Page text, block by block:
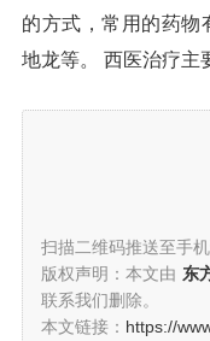
的方式，常用的药物
地龙等。 西医治疗主
扫描二维码推送至手机
版权声明：本文由 东
联系我们删除。
本文链接： https://